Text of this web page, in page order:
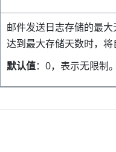
邮件发送日志存储的最大
达到最大存储天数时，
默认值：0，表示无限制